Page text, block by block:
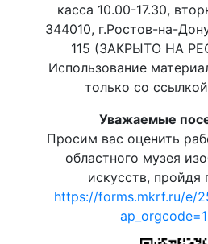
касса 10.00-17.30,
344010, г.Ростов-на-
115 (ЗАКРЫТО НА
Использование
только со
Уважаемые
Просим вас оценить
областного музея
искусств, пройдя
https://forms.mkrf.ru/e/